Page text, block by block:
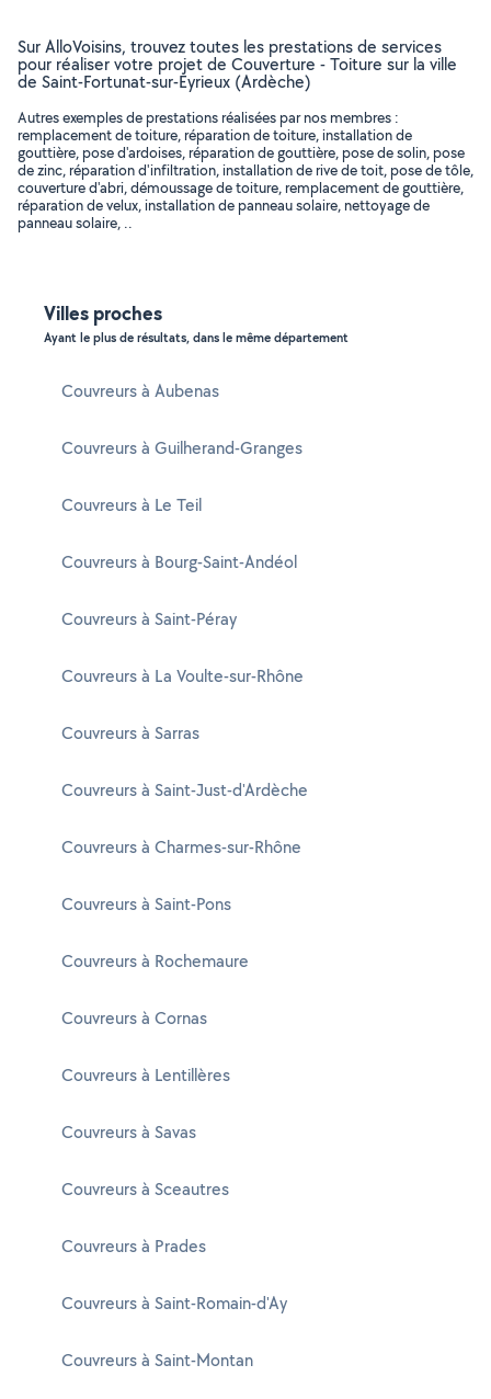
Sur AlloVoisins, trouvez toutes les prestations de services
pour réaliser votre projet de Couverture - Toiture sur la ville
de Saint-Fortunat-sur-Eyrieux (Ardèche)
Autres exemples de prestations réalisées par nos membres :
remplacement de toiture, réparation de toiture, installation de
gouttière, pose d'ardoises, réparation de gouttière, pose de solin, pose
de zinc, réparation d'infiltration, installation de rive de toit, pose de tôle,
couverture d'abri, démoussage de toiture, remplacement de gouttière,
réparation de velux, installation de panneau solaire, nettoyage de
panneau solaire, ..
Villes proches
Ayant le plus de résultats, dans le même département
Couvreurs à Aubenas
Couvreurs à Guilherand-Granges
Couvreurs à Le Teil
Couvreurs à Bourg-Saint-Andéol
Couvreurs à Saint-Péray
Couvreurs à La Voulte-sur-Rhône
Couvreurs à Sarras
Couvreurs à Saint-Just-d'Ardèche
Couvreurs à Charmes-sur-Rhône
Couvreurs à Saint-Pons
Couvreurs à Rochemaure
Couvreurs à Cornas
Couvreurs à Lentillères
Couvreurs à Savas
Couvreurs à Sceautres
Couvreurs à Prades
Couvreurs à Saint-Romain-d'Ay
Couvreurs à Saint-Montan